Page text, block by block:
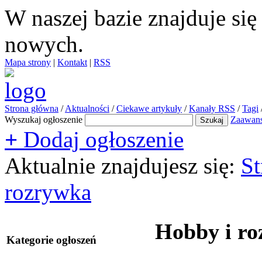
W naszej bazie znajduje się
nowych.
Mapa strony | Kontakt | RSS
Strona główna / Aktualności / Ciekawe artykuły / Kanały RSS / Tagi
Wyszukaj ogłoszenie
+ Dodaj ogłoszenie
Aktualnie znajdujesz się:
rozrywka
Kategorie ogłoszeń Hobby i